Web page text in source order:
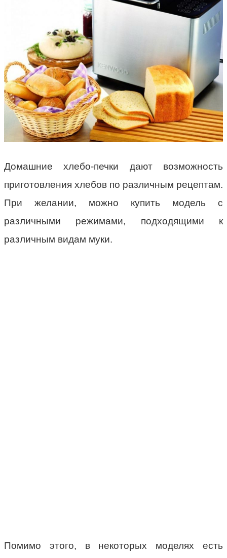
Домашние хлебо-печки дают возможность
приготовления хлебов по различным рецептам.
При желании, можно купить модель с
различными режимами, подходящими к
различным видам муки.
Помимо этого, в некоторых моделях есть